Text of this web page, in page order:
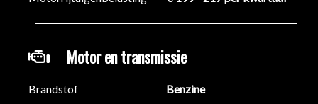
Motor en transmissie
Brandstof
Benzine